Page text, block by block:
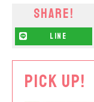
SHARE!
line
PICK UP!